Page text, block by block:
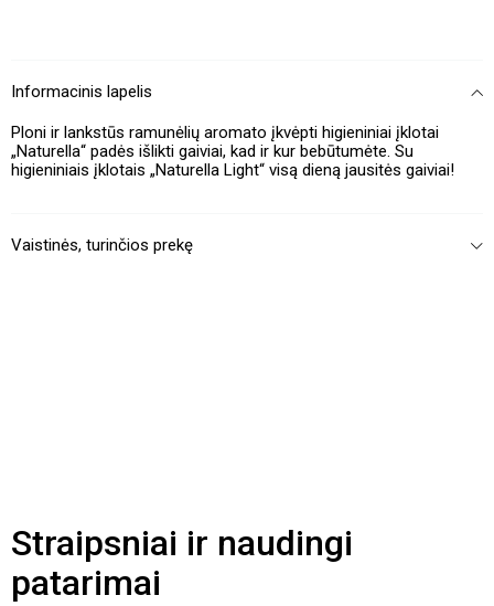
Informacinis lapelis
Ploni ir lankstūs ramunėlių aromato įkvėpti higieniniai įklotai
„Naturella“ padės išlikti gaiviai, kad ir kur bebūtumėte. Su
higieniniais įklotais „Naturella Light“ visą dieną jausitės gaiviai!
Vaistinės, turinčios prekę
Straipsniai ir naudingi
patarimai